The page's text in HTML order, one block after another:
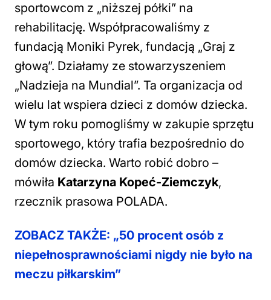
sportowcom z „niższej półki” na
rehabilitację. Współpracowaliśmy z
fundacją Moniki Pyrek, fundacją „Graj z
głową”. Działamy ze stowarzyszeniem
„Nadzieja na Mundial”. Ta organizacja od
wielu lat wspiera dzieci z domów dziecka.
W tym roku pomogliśmy w zakupie sprzętu
sportowego, który trafia bezpośrednio do
domów dziecka. Warto robić dobro –
mówiła Katarzyna Kopeć-Ziemczyk,
rzecznik prasowa POLADA.
ZOBACZ TAKŻE: „50 procent osób z
niepełnosprawnościami nigdy nie było na
meczu piłkarskim”